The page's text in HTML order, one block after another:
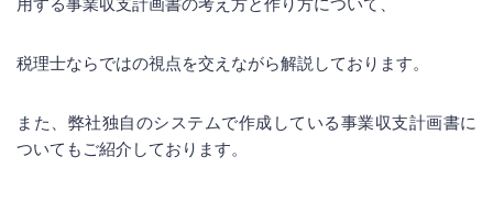
用する事業収支計画書の考え方と作り方について、
税理士ならではの視点を交えながら解説しております。
また、弊社独自のシステムで作成している事業収支計画書に
ついてもご紹介しております。